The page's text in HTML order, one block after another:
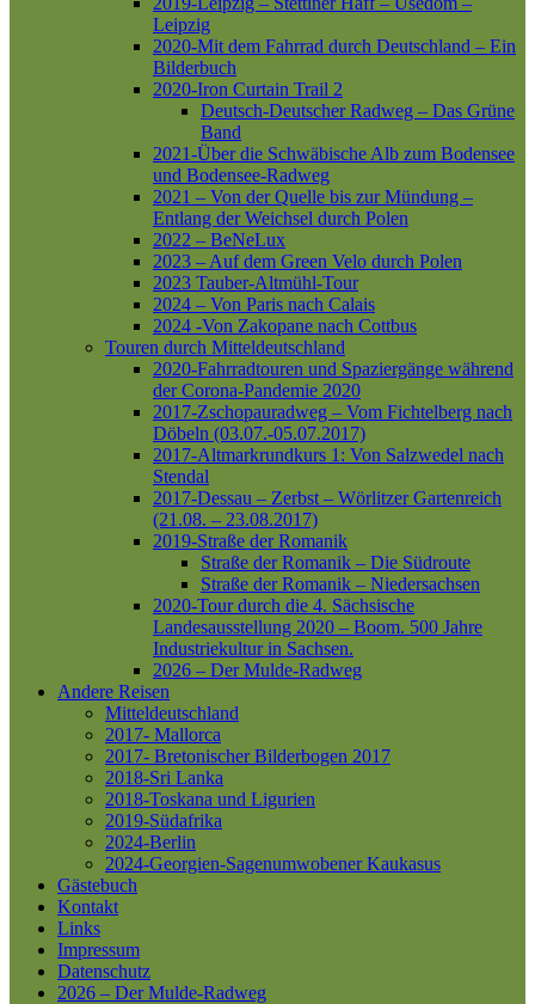
Leipzig
2020-Mit dem Fahrrad durch Deutschland – Ein
Bilderbuch
2020-Iron Curtain Trail 2
Deutsch-Deutscher Radweg – Das Grüne
Band
2021-Über die Schwäbische Alb zum Bodensee
und Bodensee-Radweg
2021 – Von der Quelle bis zur Mündung –
Entlang der Weichsel durch Polen
2022 – BeNeLux
2023 – Auf dem Green Velo durch Polen
2023 Tauber-Altmühl-Tour
2024 – Von Paris nach Calais
2024 -Von Zakopane nach Cottbus
Touren durch Mitteldeutschland
2020-Fahrradtouren und Spaziergänge während
der Corona-Pandemie 2020
2017-Zschopauradweg – Vom Fichtelberg nach
Döbeln (03.07.-05.07.2017)
2017-Altmarkrundkurs 1: Von Salzwedel nach
Stendal
2017-Dessau – Zerbst – Wörlitzer Gartenreich
(21.08. – 23.08.2017)
2019-Straße der Romanik
Straße der Romanik – Die Südroute
Straße der Romanik – Niedersachsen
2020-Tour durch die 4. Sächsische
Landesausstellung 2020 – Boom. 500 Jahre
Industriekultur in Sachsen.
2026 – Der Mulde-Radweg
Andere Reisen
Mitteldeutschland
2017- Mallorca
2017- Bretonischer Bilderbogen 2017
2018-Sri Lanka
2018-Toskana und Ligurien
2019-Südafrika
2024-Berlin
2024-Georgien-Sagenumwobener Kaukasus
Gästebuch
Kontakt
Links
Impressum
Datenschutz
2026 – Der Mulde-Radweg